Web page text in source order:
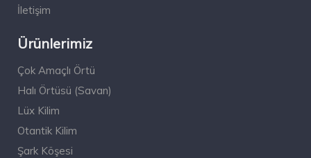
İletişim
Ürünlerimiz
Çok Amaçlı Örtü
Halı Örtüsü (Savan)
Lüx Kilim
Otantik Kilim
Şark Köşesi